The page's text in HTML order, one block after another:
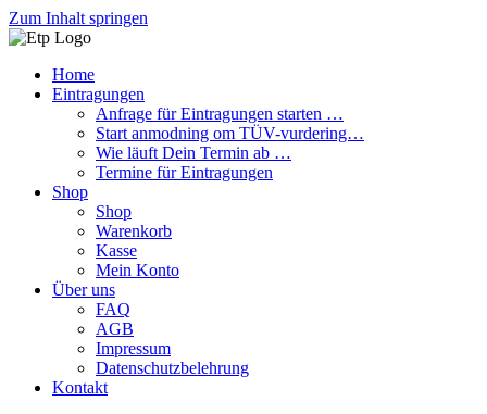
Zum Inhalt springen
Home
Eintragungen
Anfrage für Eintragungen starten …
Start anmodning om TÜV-vurdering…
Wie läuft Dein Termin ab …
Termine für Eintragungen
Shop
Shop
Warenkorb
Kasse
Mein Konto
Über uns
FAQ
AGB
Impressum
Datenschutzbelehrung
Kontakt